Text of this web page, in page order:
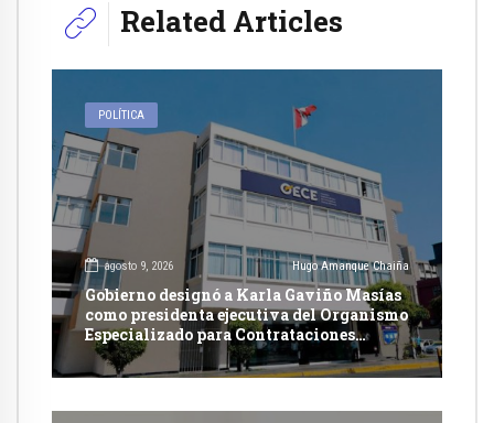
Related Articles
POLÍTICA
agosto 9, 2026 Hugo Amanque Chaiña
Gobierno designó a Karla Gaviño Masías
como presidenta ejecutiva del Organismo
Especializado para Contrataciones
Públicas Eficientes